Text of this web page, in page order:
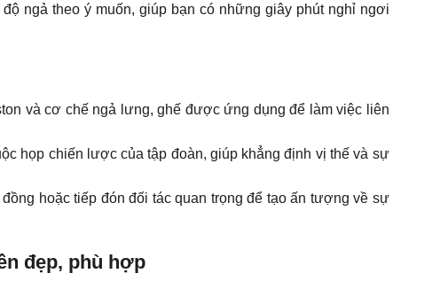
ngả theo ý muốn, giúp bạn có những giây phút nghỉ ngơi
và cơ chế ngả lưng, ghế được ứng dụng để làm việc liên
họp chiến lược của tập đoàn, giúp khẳng định vị thế và sự
hoặc tiếp đón đối tác quan trọng để tạo ấn tượng về sự
đẹp, phù hợp